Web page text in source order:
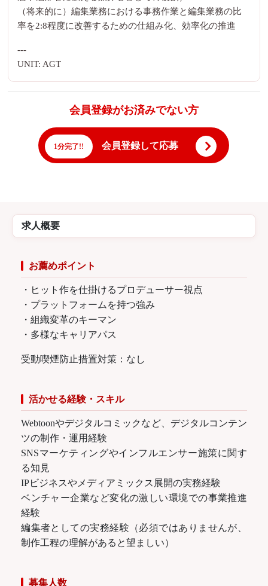
（将来的に）編集業務における事務作業と編集業務の比
率を2:8程度に改善するための仕組み化、効率化の推進
---
UNIT: AGT
会員登録がお済みでない方
1分完了!! 会員登録して応募
求人概要
お薦めポイント
・ヒット作を仕掛けるプロデューサー視点
・プラットフォームを持つ強み
・組織変革のキーマン
・多様なキャリアパス
受動喫煙防止措置対策：なし
活かせる経験・スキル
Webtoonやデジタルコミックなど、デジタルコンテン
ツの制作・運用経験
SNSマーケティングやインフルエンサー施策に関す
る知見
IPビジネスやメディアミックス展開の実務経験
ベンチャー企業など変化の激しい環境での事業推進
経験
編集者としての実務経験（必須ではありませんが、
制作工程の理解があると望ましい）
募集人数